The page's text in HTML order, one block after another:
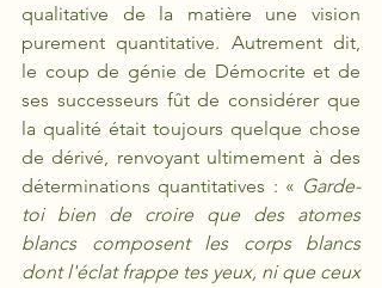
qualitative de la matière une vision
purement quantitative. Autrement dit,
le coup de génie de Démocrite et de
ses successeurs fût de considérer que
la qualité était toujours quelque chose
de dérivé, renvoyant ultimement à des
déterminations quantitatives : « Garde-
toi bien de croire que des atomes
blancs composent les corps blancs
dont l'éclat frappe tes yeux, ni que ceux